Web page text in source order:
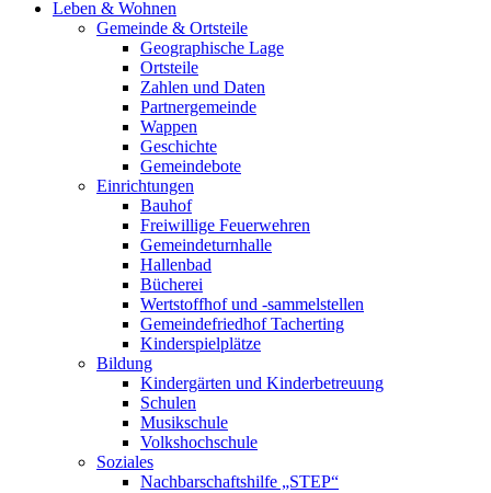
Leben & Wohnen
Gemeinde & Ortsteile
Geographische Lage
Ortsteile
Zahlen und Daten
Partnergemeinde
Wappen
Geschichte
Gemeindebote
Einrichtungen
Bauhof
Freiwillige Feuerwehren
Gemeindeturnhalle
Hallenbad
Bücherei
Wertstoffhof und -sammelstellen
Gemeindefriedhof Tacherting
Kinderspielplätze
Bildung
Kindergärten und Kinderbetreuung
Schulen
Musikschule
Volkshochschule
Soziales
Nachbarschaftshilfe „STEP“